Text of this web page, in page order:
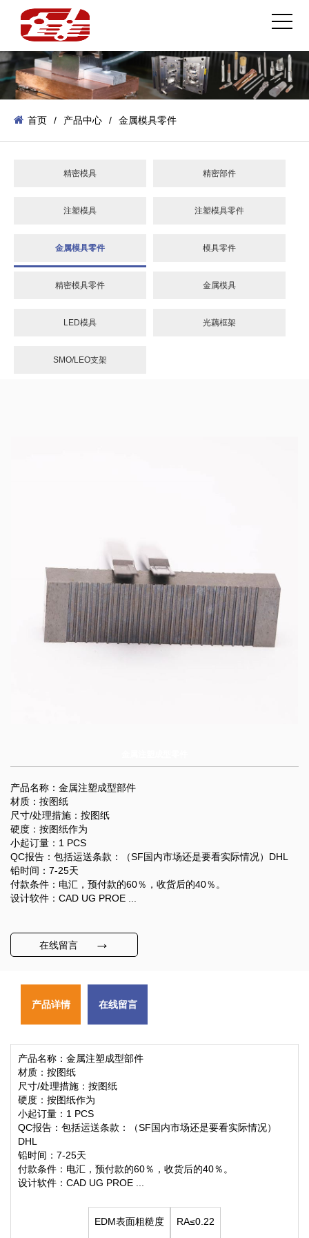
首页 / 产品中心 / 金属模具零件
精密模具 精密部件
注塑模具 注塑模具零件
金属模具零件 模具零件
精密模具零件 金属模具
LED模具 光藕框架
SMO/LEO支架
产品名称：金属注塑成型部件
材质：按图纸
尺寸/处理措施：按图纸
硬度：按图纸作为
小起订量：1 PCS
QC报告：包括运送条款：（SF国内市场还是要看实际情况）DHL
铅时间：7-25天
付款条件：电汇，预付款的60％，收货后的40％。
设计软件：CAD UG PROE ...
在线留言 →
产品详情 在线留言
产品名称：金属注塑成型部件
材质：按图纸
尺寸/处理措施：按图纸
硬度：按图纸作为
小起订量：1 PCS
QC报告：包括运送条款：（SF国内市场还是要看实际情况）
DHL
铅时间：7-25天
付款条件：电汇，预付款的60％，收货后的40％。
设计软件：CAD UG PROE ...
EDM表面粗糙度 RA≤0.22